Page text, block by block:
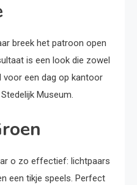
breek het patroon open
is een look die zowel
een dag op kantoor
Museum.
o zo effectief: lichtpaars
een tikje speels. Perfect